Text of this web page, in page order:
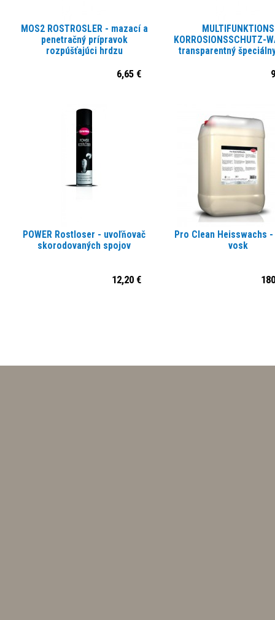
MOS2 ROSTROSLER - mazací a
penetračný prípravok
rozpúšťajúci hrdzu
6,65 €
MULTIFUNKTIONS
KORROSIONSSCHUTZ-
transparentný
POWER Rostloser - uvoľňovač
skorodovaných spojov
12,20 €
Pro Clean Heisswachs
vosk